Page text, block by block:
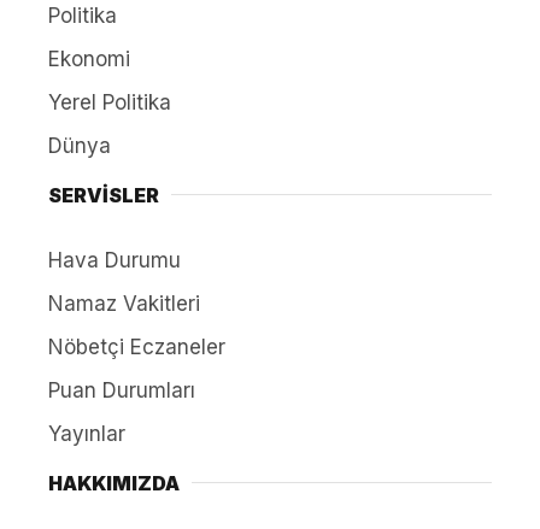
Politika
Ekonomi
Yerel Politika
Dünya
SERVİSLER
Hava Durumu
Namaz Vakitleri
Nöbetçi Eczaneler
Puan Durumları
Yayınlar
HAKKIMIZDA